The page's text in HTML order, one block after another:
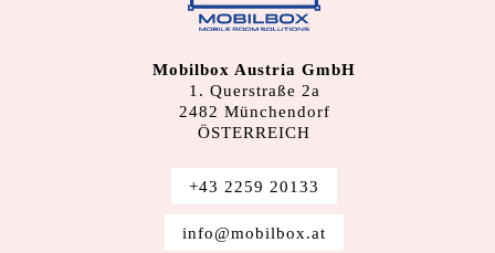
Mobilbox Austria GmbH
1. Querstraße 2a
2482 Münchendorf
ÖSTERREICH
+43 2259 20133
info@mobilbox.at